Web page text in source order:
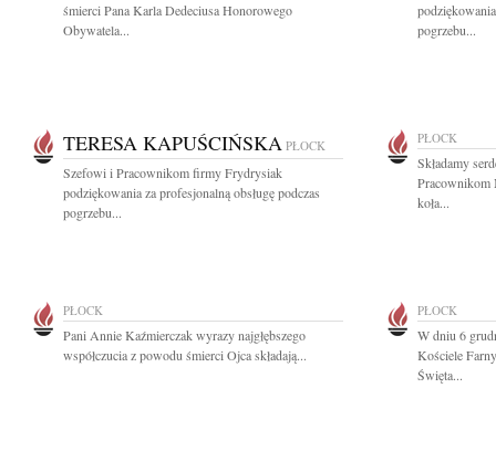
śmierci Pana Karla Dedeciusa Honorowego
Obywatela...
pogrzebu...
TERESA KAPUŚCIŃSKA PŁOCK
Szefowi i Pracownikom firmy Frydrysiak
podziękowania za profesjonalną obsługę podczas
pogrzebu...
PŁOCK
Składamy
Pracownikom
koła...
PŁOCK
Pani Annie Kaźmierczak wyrazy najgłębszego
współczucia z powodu śmierci Ojca składają...
PŁOCK
W dniu 6
Kościele
Święta...